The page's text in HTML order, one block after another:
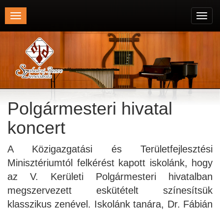
Toggle
navigation
Polgármesteri hivatal
koncert
A Közigazgatási és Területfejlesztési
Minisztériumtól felkérést kapott iskolánk, hogy
az V. Kerületi Polgármesteri hivatalban
megszervezett eskütételt színesítsük
klasszikus zenével. Iskolánk tanára, Dr. Fábián